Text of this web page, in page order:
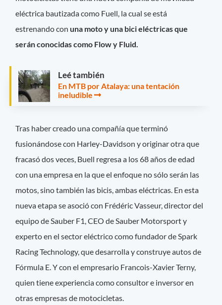
eléctrica bautizada como Fuell, la cual se está
estrenando con una moto y una bici eléctricas que
serán conocidas como Flow y Fluid.
Leé también
En MTB por Atalaya: una tentación
ineludible
Tras haber creado una compañía que terminó
fusionándose con Harley-Davidson y originar otra que
fracasó dos veces, Buell regresa a los 68 años de edad
con una empresa en la que el enfoque no sólo serán las
motos, sino también las bicis, ambas eléctricas. En esta
nueva etapa se asoció con Frédéric Vasseur, director del
equipo de Sauber F1, CEO de Sauber Motorsport y
experto en el sector eléctrico como fundador de Spark
Racing Technology, que desarrolla y construye autos de
Fórmula E. Y con el empresario Francois-Xavier Terny,
quien tiene experiencia como consultor e inversor en
otras empresas de motocicletas.